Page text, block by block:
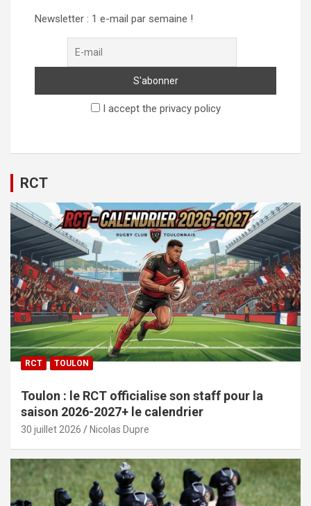
Newsletter : 1 e-mail par semaine !
I accept the privacy policy
RCT
RCT TOULON
Toulon : le RCT officialise son staff pour la
saison 2026-2027+ le calendrier
30 juillet 2026 Nicolas Dupre